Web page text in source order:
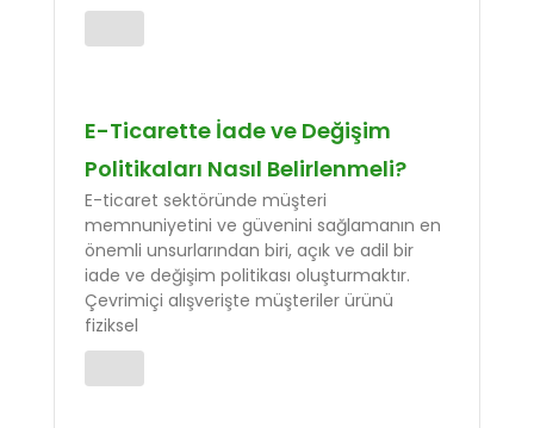
E-Ticarette İade ve Değişim
Politikaları Nasıl Belirlenmeli?
E-ticaret sektöründe müşteri
memnuniyetini ve güvenini sağlamanın en
önemli unsurlarından biri, açık ve adil bir
iade ve değişim politikası oluşturmaktır.
Çevrimiçi alışverişte müşteriler ürünü
fiziksel